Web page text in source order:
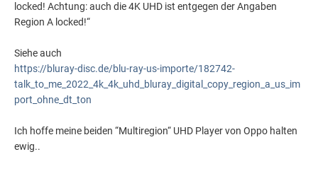
locked! Achtung: auch die 4K UHD ist entgegen der Angaben
Region A locked!“
Siehe auch
https://bluray-disc.de/blu-ray-us-importe/182742-
talk_to_me_2022_4k_4k_uhd_bluray_digital_copy_region_a_us_im
port_ohne_dt_ton
Ich hoffe meine beiden “Multiregion“ UHD Player von Oppo halten
ewig..